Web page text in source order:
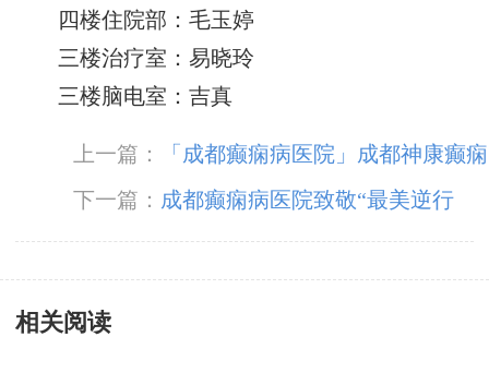
四楼住院部：毛玉婷
三楼治疗室：易晓玲
三楼脑电室：吉真
上一篇：
「成都癫痫病医院」成都神康癫痫
医院倾力服务广大癫痫患者
下一篇： 成都癫痫病医院致敬“最美逆行
者”，成都神康举行“抗疫勇士”表彰大会及“癫痫
相关阅读